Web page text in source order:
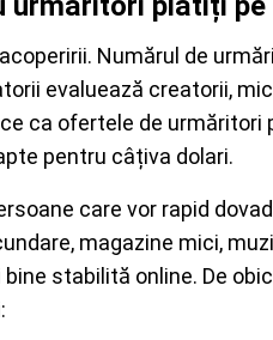
Numărul de
evaluează creatorii,
ca ofertele de urmăritori
pentru câțiva dolari.
care vor rapid
magazine mici,
stabilită online. De